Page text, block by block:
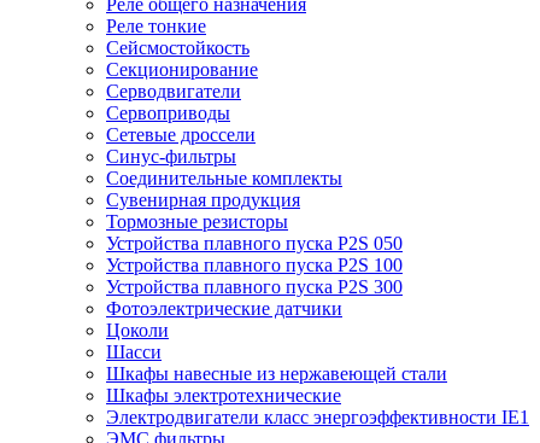
Реле общего назначения
Реле тонкие
Сейсмостойкость
Секционирование
Серводвигатели
Сервоприводы
Сетевые дроссели
Синус-фильтры
Соединительные комплекты
Сувенирная продукция
Тормозные резисторы
Устройства плавного пуска P2S 050
Устройства плавного пуска P2S 100
Устройства плавного пуска P2S 300
Фотоэлектрические датчики
Цоколи
Шасси
Шкафы навесные из нержавеющей стали
Шкафы электротехнические
Электродвигатели класс энергоэффективности IE1
ЭМС фильтры